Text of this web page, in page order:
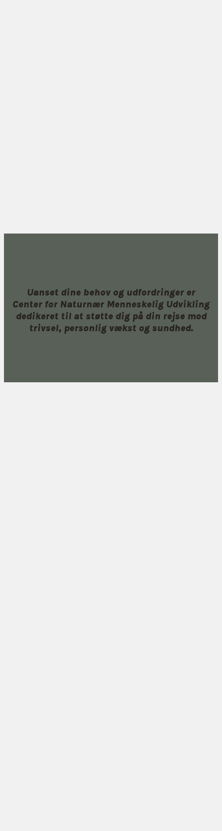
Uanset dine behov og udfordringer er
Center for Naturnær Menneskelig Udvikling
dedikeret til at støtte dig på din rejse mod
trivsel, personlig vækst og sundhed.